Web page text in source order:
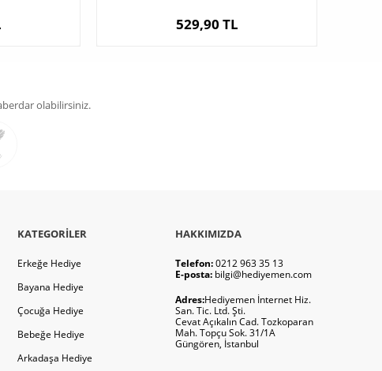
529,90 TL
olabilirsiniz.
KATEGORILER
Erkeğe Hediye
Bayana Hediye
Çocuğa Hediye
Bebeğe Hediye
Arkadaşa Hediye
HAKKIMIZDA
Telefon:0212 963 35 13
E-posta: bilgi@hediyemen.com
Adres:Hediyemen İnternet Hiz.
San. Tic. Ltd. Şti.
Cevat Açıkalın Cad. Tozkoparan
Mah. Topçu Sok. 31/1A
Güngören, İstanbul